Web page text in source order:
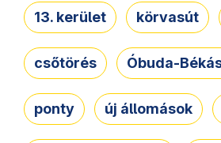
13. kerület körvasút
csőtörés Óbuda-
ponty új állomások